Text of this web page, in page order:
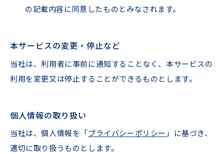
の記載内容に同意したものとみなされます。
本サービスの変更・停⽌など
当社は、利⽤者に事前に通知することなく、本サービスの
利⽤を変更⼜は停⽌することができるものとします。
個⼈情報の取り扱い
当社は、個⼈情報を「プライバシーポリシー 」に基づき、
適切に取り扱うものとします。